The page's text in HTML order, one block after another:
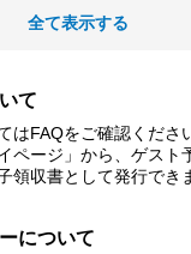
全て表示する
て
はFAQをご確認くださ
ページ」から、ゲスト
領収書として発行でき
について